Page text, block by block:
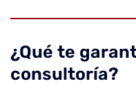
¿Qué te
consultoría?